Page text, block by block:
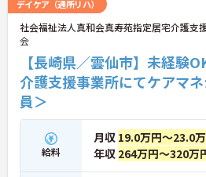
デイケア（通所リハ）
社会福祉法人真和会真寿苑指定居宅介護支
会
【長崎県／雲仙市】未経験
介護支援事業所にてケアマ
員＞
給料
月収 19.0万円～23.0
年収 264万円～320万